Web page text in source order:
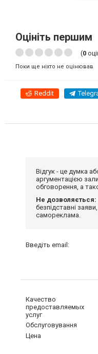
Оцініть першим
(0
Поки ще ніхто не оцінював
Reddit
Відгук - це думка
аргументацією
обговорення, а
Не дозволяється:
безпідставні
самореклама.
Введіть email:
Качество
предоставляемых
услуг
Обслуговування
Цена